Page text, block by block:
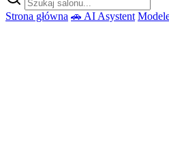
Strona główna 🚗 AI Asystent